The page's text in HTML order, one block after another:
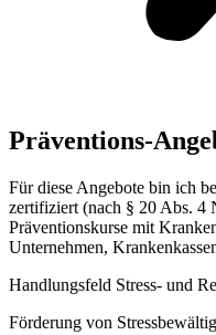
Präventions-
Für diese Angebote bin ich
zertifiziert (nach § 20 Abs. 4
Präventionskurse mit
Unternehmen,
Handlungsfeld Stress- und
Förderung von